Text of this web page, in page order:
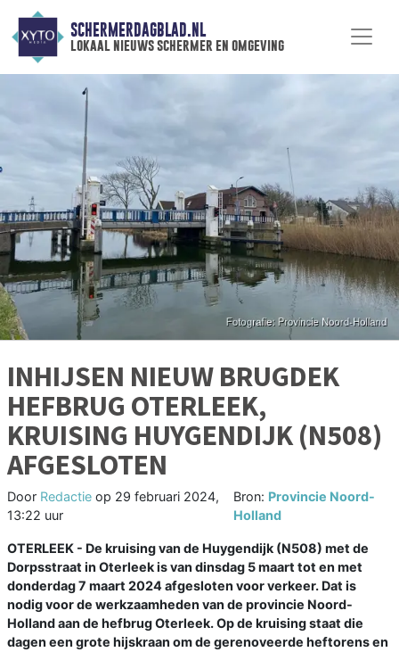
SCHERMERDAGBLAD.NL
lokaal nieuws schermer en omgeving
INHIJSEN NIEUW BRUGDEK
HEFBRUG OTERLEEK,
KRUISING HUYGENDIJK (N508)
AFGESLOTEN
Door Redactie op 29 februari 2024,
13:22 uur
Bron: Provincie Noord-
Holland
OTERLEEK - De kruising van de Huygendijk (N508) met de
Dorpsstraat in Oterleek is van dinsdag 5 maart tot en met
donderdag 7 maart 2024 afgesloten voor verkeer. Dat is
nodig voor de werkzaamheden van de provincie Noord-
Holland aan de hefbrug Oterleek. Op de kruising staat die
dagen een grote hijskraan om de gerenoveerde heftorens en